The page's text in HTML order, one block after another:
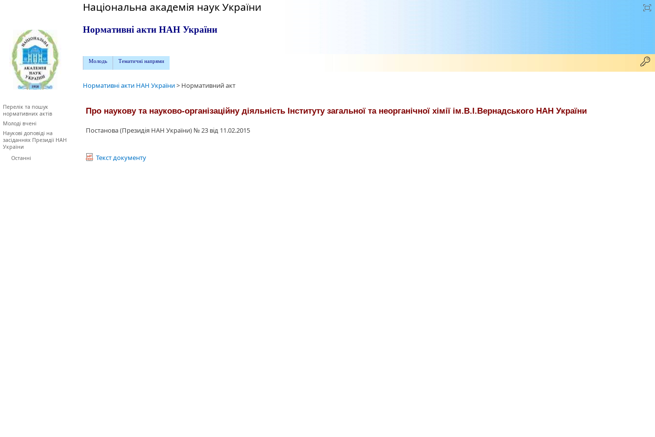
Національна академія наук України
Нормативні акти НАН України
Молодь Тематичні напрями
Нормативні акти НАН України> Нормативний акт
Перелік та пошук
нормативних актів
Молоді вчені
Наукові доповіді на
засіданнях Президії НАН
України
Останні
Про наукову та науково-організаційну діяльність Інституту загальної та неорганічної хімії ім.В.І.Вернадського НАН України
Постанова (Президія НАН України) № 23 від 11.02.2015
Текст документу